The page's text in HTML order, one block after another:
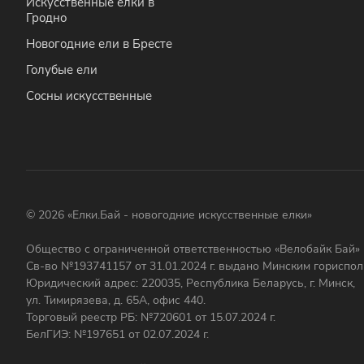
Гродно
Новогодние ели в Бресте
Голубые ели
Сосны искусственные
© 2026 «Елки.Бай - новогодние искусственные елки»
Общество с ограниченной ответственностью «Велобайк Бай»
Св-во №193741157 от 31.01.2024 г. выдано Минским
Юридический адрес: 220035, Республика Беларусь, г. Минск,
ул. Тимирязева, д. 65А, офис 440.
Торговый реестр РБ: №720601 от 15.07.2024 г.
БелГИЭ: №197651 от 02.07.2024 г.